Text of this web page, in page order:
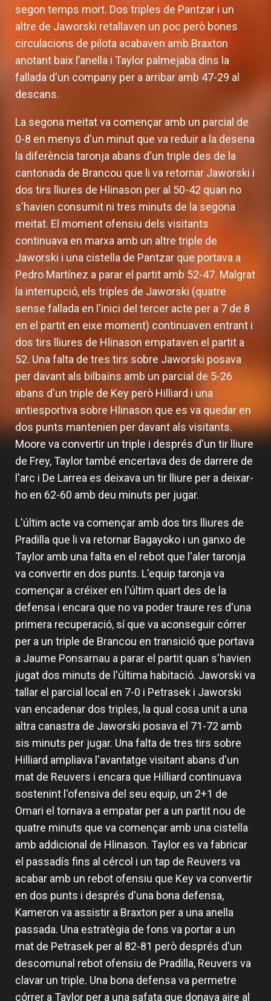
segon temps mort. Dos triples de Pantzar i un
altre de Jaworski retallaven un poc però bones
circulacions de pilota acabaven amb Braxton
anotant baix l’anella i Taylor palmejaba dins la
fallada d'un company per a arribar amb 47-29 al
descans.
La segona meitat va començar amb un parcial de
0-8 en menys d'un minut que va reduir a la desena
la diferència taronja abans d'un triple des de la
cantonada de Brancou que li va retornar Jaworski i
dos tirs lliures de Hlinason per al 50-42 quan no
s'havien consumit ni tres minuts de la segona
meitat. El moment ofensiu dels visitants
continuava en marxa amb un altre triple de
Jaworski i una cistella de Pantzar que portava a
Pedro Martínez a parar el partit amb 52-47. Malgrat
la interrupció, els triples de Jaworski (quatre
sense fallada en l'inici del tercer acte per a 7 de 8
en el partit en eixe moment) continuaven entrant i
dos tirs lliures de Hlinason empataven el partit a
52. Una falta de tres tirs sobre Jaworski posava
per davant als bilbaïns amb un parcial de 5-26
abans d'un triple de Key però Hilliard i una
antiesportiva sobre Hlinason que es va quedar en
dos punts mantenien per davant als visitants.
Moore va convertir un triple i després d'un tir lliure
de Frey, Taylor també encertava des de darrere de
l'arc i De Larrea es deixava un tir lliure per a deixar-
ho en 62-60 amb deu minuts per jugar.
L'últim acte va començar amb dos tirs lliures de
Pradilla que li va retornar Bagayoko i un ganxo de
Taylor amb una falta en el rebot que l'aler taronja
va convertir en dos punts. L'equip taronja va
començar a créixer en l'últim quart des de la
defensa i encara que no va poder traure res d'una
primera recuperació, sí que va aconseguir córrer
per a un triple de Brancou en transició que portava
a Jaume Ponsarnau a parar el partit quan s'havien
jugat dos minuts de l'última habitació. Jaworski va
tallar el parcial local en 7-0 i Petrasek i Jaworski
van encadenar dos triples, la qual cosa unit a una
altra canastra de Jaworski posava el 71-72 amb
sis minuts per jugar. Una falta de tres tirs sobre
Hilliard ampliava l'avantatge visitant abans d'un
mat de Reuvers i encara que Hilliard continuava
sostenint l'ofensiva del seu equip, un 2+1 de
Omari el tornava a empatar per a un partit nou de
quatre minuts que va començar amb una cistella
amb addicional de Hlinason. Taylor es va fabricar
el passadís fins al cércol i un tap de Reuvers va
acabar amb un rebot ofensiu que Key va convertir
en dos punts i després d'una bona defensa,
Kameron va assistir a Braxton per a una anella
passada. Una estratègia de fons va portar a un
mat de Petrasek per al 82-81 però després d'un
descomunal rebot ofensiu de Pradilla, Reuvers va
clavar un triple. Una bona defensa va permetre
córrer a Taylor per a una safata que donava aire al